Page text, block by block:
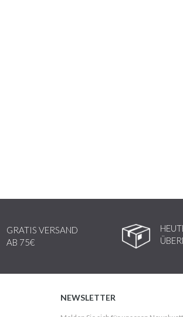
GRATIS VERSAND
AB 75€
NEWSLETTER